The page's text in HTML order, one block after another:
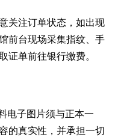
关注订单状态，如出现
前台现场采集指纹、手
证单前往银行缴费。
电子图片须与正本一
的真实性，并承担一切